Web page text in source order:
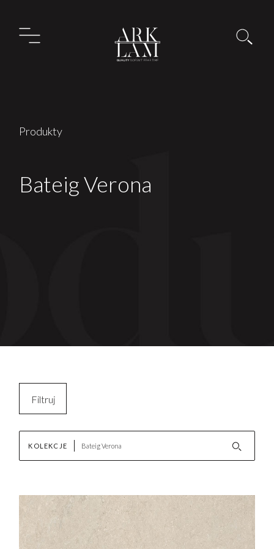
Produkty
Bateig Verona
Filtruj
Kopiuj filtry
AKTUALNOŚCI
Nowości
KOLEKCJE